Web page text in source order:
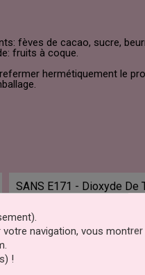
fèves de cacao, sucre,
fruits à coque.
hermétiquement le
SANS E171 - Dioxyde De
Peut Contenir Des Traces
Peut Contenir Des Traces
navigation, vous
!